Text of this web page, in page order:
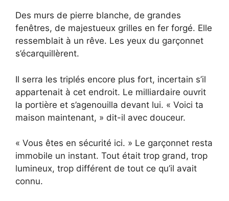
Des murs de pierre blanche, de grandes
fenêtres, de majestueux grilles en fer forgé. Elle
ressemblait à un rêve. Les yeux du garçonnet
s’écarquillèrent.
Il serra les triplés encore plus fort, incertain s’il
appartenait à cet endroit. Le milliardaire ouvrit
la portière et s’agenouilla devant lui. « Voici ta
maison maintenant, » dit-il avec douceur.
« Vous êtes en sécurité ici. » Le garçonnet resta
immobile un instant. Tout était trop grand, trop
lumineux, trop différent de tout ce qu’il avait
connu.